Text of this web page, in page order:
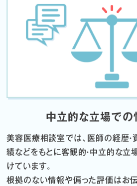
中立的な立場での
美容医療相談室では、医師の経歴・
績などをもとに客観的・中立的な立
けています。
根拠のない情報や偏った評価はお伝